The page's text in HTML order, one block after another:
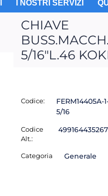
I NOSTRI SERVIZI
CHIAVE
5/16"L.46
Codice:
FERM14405A-
5/16
Codice
Alt.:
Categoria Generale